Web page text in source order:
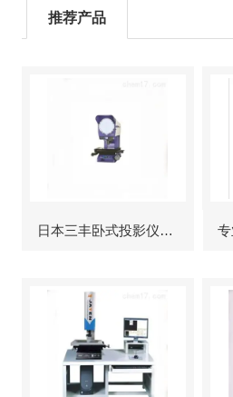
推荐产品
日本三丰卧式投影仪维修